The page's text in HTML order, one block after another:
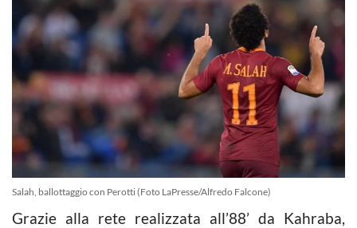
Salah, ballottaggio con Perotti (Foto LaPresse/Alfredo Falcone)
Grazie alla rete realizzata all’88’ da Kahraba,